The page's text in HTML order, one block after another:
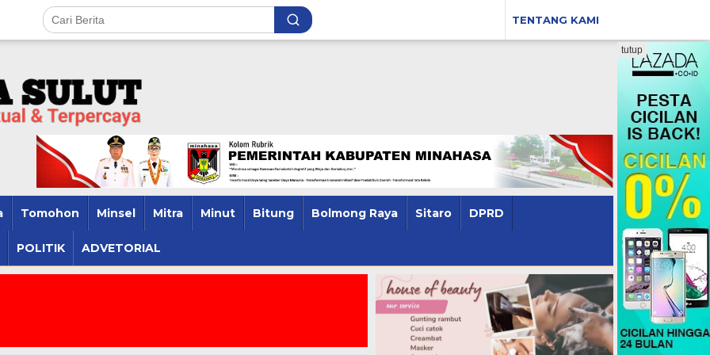
TENTANG KAMI
Tomohon Minsel Mitra Minut Bitung Bolmong Raya Sitaro DPRD
POLITIK ADVETORIAL
tutup